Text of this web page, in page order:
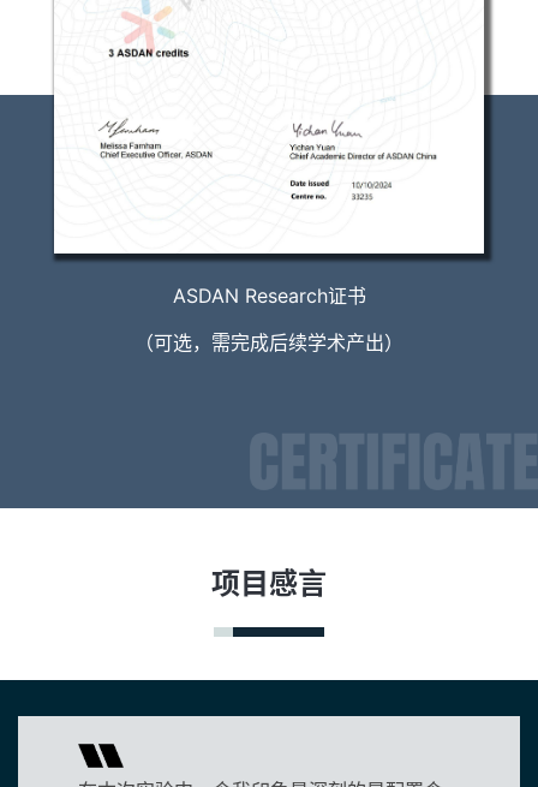
ASDAN Research证书
（可选，需完成后续学术产出）
项目感言